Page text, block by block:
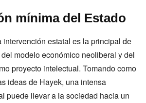
mínima del Estado
intervención estatal es la principal de
modelo económico neoliberal y del
proyecto intelectual. Tomando como
ideas de Hayek, una intensa
puede llevar a la sociedad hacia un